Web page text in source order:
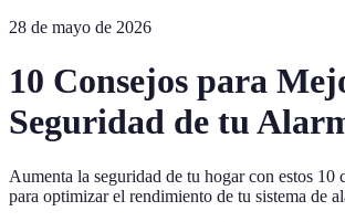
28 de mayo de 2026
10 Consejos para
Seguridad de tu
Aumenta la seguridad de tu hogar con estos 10
para optimizar el rendimiento de tu sistema de